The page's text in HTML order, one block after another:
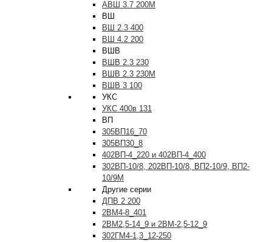
АВШ 3.7 200М
ВШ
ВШ 2.3 400
ВШ 4.2 200
ВШВ
ВШВ 2.3 230
ВШВ 2.3 230М
ВШВ 3 100
УКС
УКС 400в 131
ВП
305ВП16_70
305ВП30_8
402ВП-4_220 и 402ВП-4_400
302ВП-10/8, 202ВП-10/8, ВП2-10/9, ВП2-
10/9М
Другие серии
ДПВ 2 200
2ВМ4-8_401
2ВМ2,5-14_9 и 2ВМ-2,5-12_9
302ГМ4-1,3_12-250